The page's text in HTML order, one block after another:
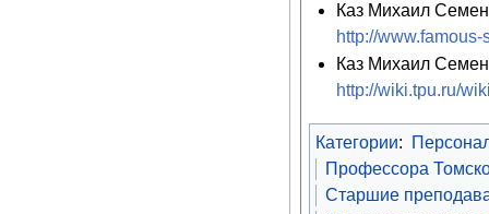
Каз Михаил
http://
Каз Михаил
http://wiki.tpu.ru/
Категории:
Профессора
Старшие